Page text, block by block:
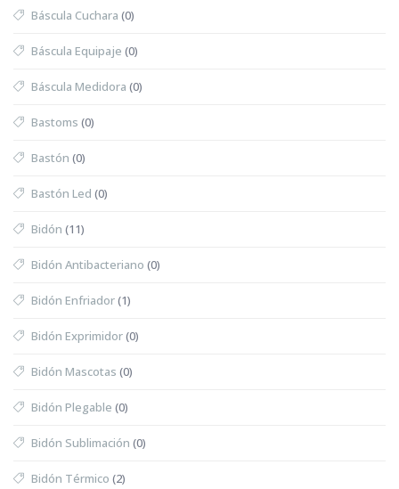
Báscula Cuchara (0)
Báscula Equipaje (0)
Báscula Medidora (0)
Bastoms (0)
Bastón (0)
Bastón Led (0)
Bidón (11)
Bidón Antibacteriano (0)
Bidón Enfriador(1)
Bidón Exprimidor(0)
Bidón Mascotas (0)
Bidón Plegable (0)
Bidón Sublimación (0)
Bidón Térmico (2)